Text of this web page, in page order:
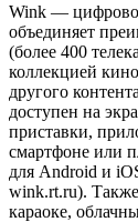
Wink —
объединяет
(более 400
коллекцией
другого
доступен на
приставки,
смартфоне или
для Android и
wink.rt.ru).
караоке,